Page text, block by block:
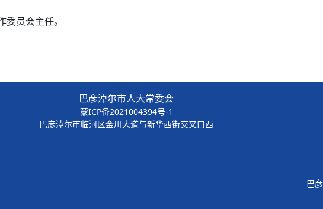
员会主任。
巴彦淖尔市人大常委会
蒙ICP备2021004394号-1
巴彦淖尔市临河区金川大道与新华西街交叉口西
巴